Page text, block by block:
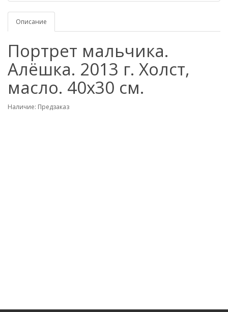
Описание
Портрет мальчика.
Алёшка. 2013 г. Холст,
масло. 40х30 см.
Наличие: Предзаказ